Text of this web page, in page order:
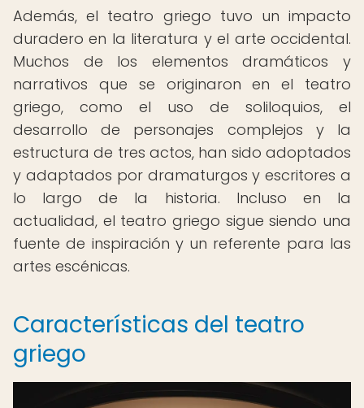
Además, el teatro griego tuvo un impacto
duradero en la literatura y el arte occidental.
Muchos de los elementos dramáticos y
narrativos que se originaron en el teatro
griego, como el uso de soliloquios, el
desarrollo de personajes complejos y la
estructura de tres actos, han sido adoptados
y adaptados por dramaturgos y escritores a
lo largo de la historia. Incluso en la
actualidad, el teatro griego sigue siendo una
fuente de inspiración y un referente para las
artes escénicas.
Características del teatro
griego